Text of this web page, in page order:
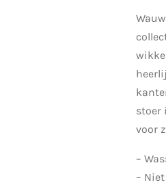
stoer
voor
–
–